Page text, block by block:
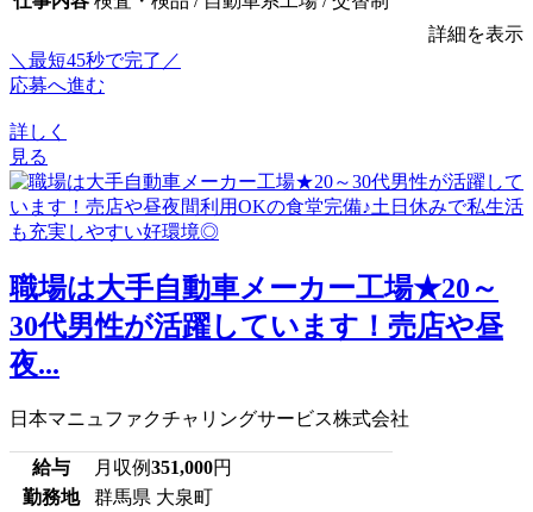
詳細を表示
＼最短45秒で完了／
応募へ進む
詳しく
見る
職場は大手自動車メーカー工場★20～
30代男性が活躍しています！売店や昼
夜...
日本マニュファクチャリングサービス株式会社
給与 月収例351,000円
勤務地
群馬県 大泉町